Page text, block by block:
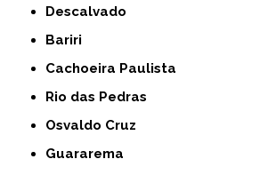
Descalvado
Bariri
Cachoeira Paulista
Rio das Pedras
Osvaldo Cruz
Guararema